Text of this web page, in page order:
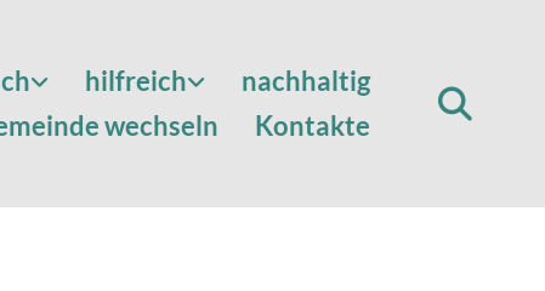
hilfreich
nachhaltig
wechseln Kontakte